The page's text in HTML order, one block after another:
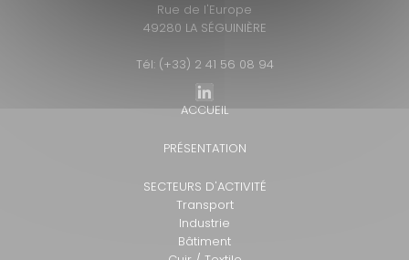
Rue de l'Europe
49280 LA SÉGUINIÈRE
Tél: (+33) 2 41 56 08 94
ACCUEIL
PRÉSENTATION
SECTEURS D'ACTIVITÉ
Transport
Industrie
Bâtiment